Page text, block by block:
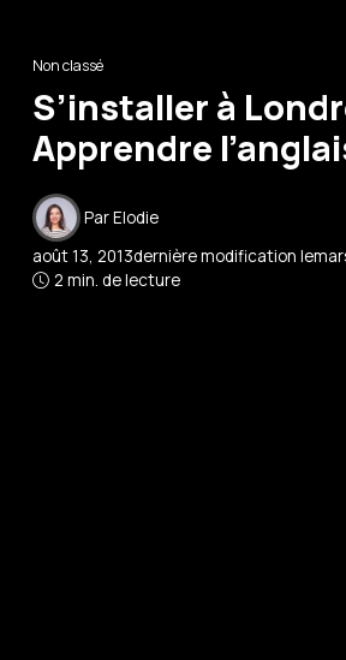
Non classé
S’installer à
Apprendre
ParElodie
août 13, 2013dernière modification le
2 min. de lecture